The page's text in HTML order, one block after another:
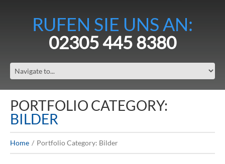
RUFEN SIE UNS AN:
02305 445 8380
PORTFOLIO CATEGORY:
BILDER
Home Portfolio Category: Bilder